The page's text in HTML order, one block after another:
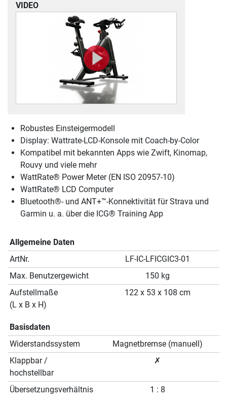
VIDEO
Robustes Einsteigermodell
Display: Wattrate-LCD-Konsole mit Coach-by-Color
Kompatibel mit bekannten Apps wie Zwift, Kinomap,
Rouvy und viele mehr
WattRate® Power Meter (EN ISO 20957-10)
WattRate® LCD Computer
Bluetooth®- und ANT+™-Konnektivität für Strava und
Garmin u. a. über die ICG® Training App
Allgemeine Daten
ArtNr.
LF-IC-LFICGIC3-01
Max. Benutzergewicht
150 kg
Aufstellmaße
(L x B x H)
122 x 53 x 108 cm
Basisdaten
Widerstandssystem
Magnetbremse (manuell)
Klappbar /
hochstellbar
✗
Übersetzungsverhältnis 1 : 8